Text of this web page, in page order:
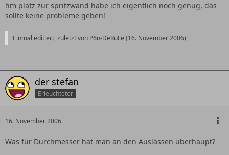
hm platz zur spritzwand habe ich eigentlich noch genug, das
sollte keine probleme geben!
Einmal editiert, zuletzt von P6n-DeRuLe (16. November 2006)
der stefan
Erleuchteter
16. November 2006
Was für Durchmesser hat man an den Auslässen überhaupt?